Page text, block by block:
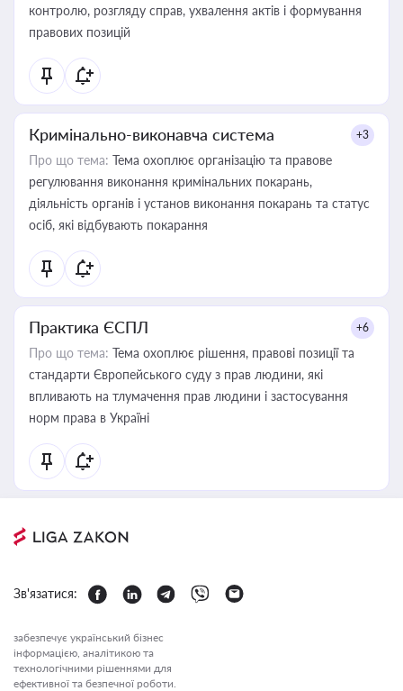
контролю, розгляду справ, ухвалення актів і формування
правових позицій
Кримінально-виконавча система +3
Про що тема: Тема охоплює організацію та правове
регулювання виконання кримінальних покарань,
діяльність органів і установ виконання покарань та статус
осіб, які відбувають покарання
Практика ЄСПЛ +6
Про що тема: Тема охоплює рішення, правові позиції та
стандарти Європейського суду з прав людини, які
впливають на тлумачення прав людини і застосування
норм права в Україні
Зв'язатися:
забезпечує український бізнес
інформацією, аналітикою та
технологічними рішеннями для
ефективної та безпечної роботи.